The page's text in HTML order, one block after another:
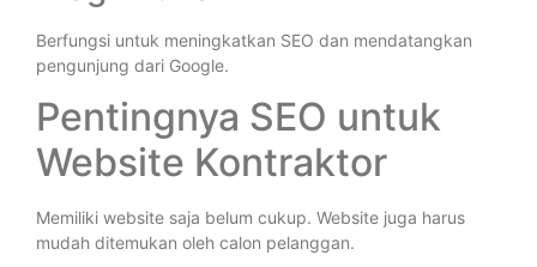
Berfungsi untuk meningkatkan SEO dan mendatangkan
pengunjung dari Google.
Pentingnya SEO untuk
Website Kontraktor
Memiliki website saja belum cukup. Website juga harus
mudah ditemukan oleh calon pelanggan.